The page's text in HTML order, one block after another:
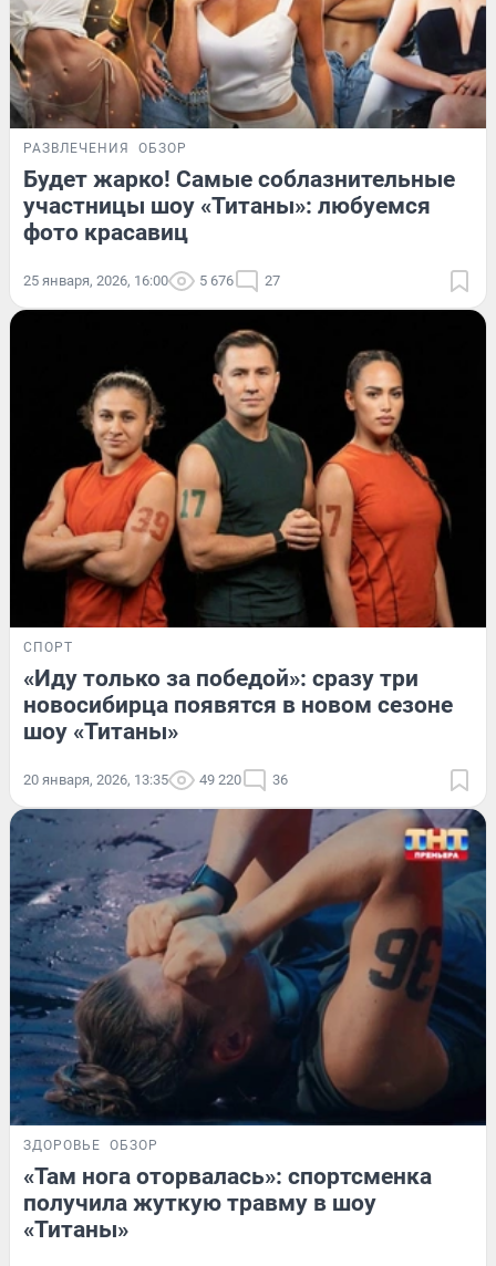
РАЗВЛЕЧЕНИЯ ОБЗОР
Будет жарко! Самые соблазнительные
участницы шоу «Титаны»: любуемся
фото красавиц
25 января, 2026, 16:00 5 676 27
СПОРТ
«Иду только за победой»: сразу три
новосибирца появятся в новом сезоне
шоу «Титаны»
20 января, 2026, 13:35 49 220 36
ЗДОРОВЬЕ ОБЗОР
«Там нога оторвалась»: спортсменка
получила жуткую травму в шоу
«Титаны»